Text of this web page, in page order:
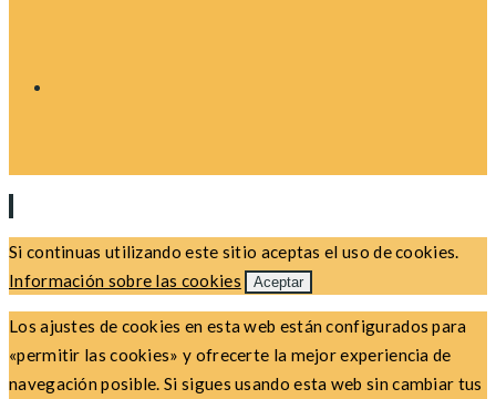
Si continuas utilizando este sitio aceptas el uso de cookies.
Información sobre las cookies
Aceptar
Los ajustes de cookies en esta web están configurados para
«permitir las cookies» y ofrecerte la mejor experiencia de
navegación posible. Si sigues usando esta web sin cambiar tus